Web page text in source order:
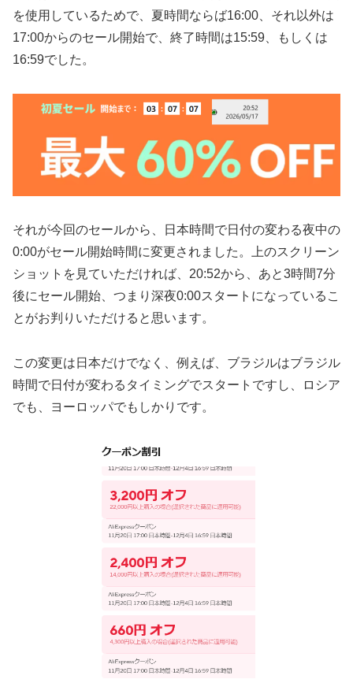
を使用しているためで、夏時間ならば16:00、それ以外は
17:00からのセール開始で、終了時間は15:59、もしくは
16:59でした。
それが今回のセールから、日本時間で日付の変わる夜中の
0:00がセール開始時間に変更されました。上のスクリーン
ショットを見ていただければ、20:52から、あと3時間7分
後にセール開始、つまり深夜0:00スタートになっているこ
とがお判りいただけると思います。
この変更は日本だけでなく、例えば、ブラジルはブラジル
時間で日付が変わるタイミングでスタートですし、ロシア
でも、ヨーロッパでもしかりです。